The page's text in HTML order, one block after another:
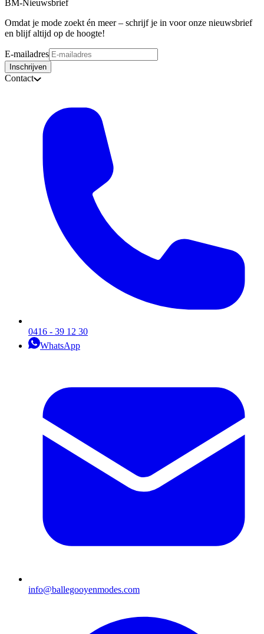
BM-Nieuwsbrief
Omdat je mode zoekt én meer – schrijf je in voor onze nieuwsbrief
en blijf altijd op de hoogte!
E-mailadres
Inschrijven
Contact
0416 - 39 12 30
WhatsApp
info@ballegooyenmodes.com